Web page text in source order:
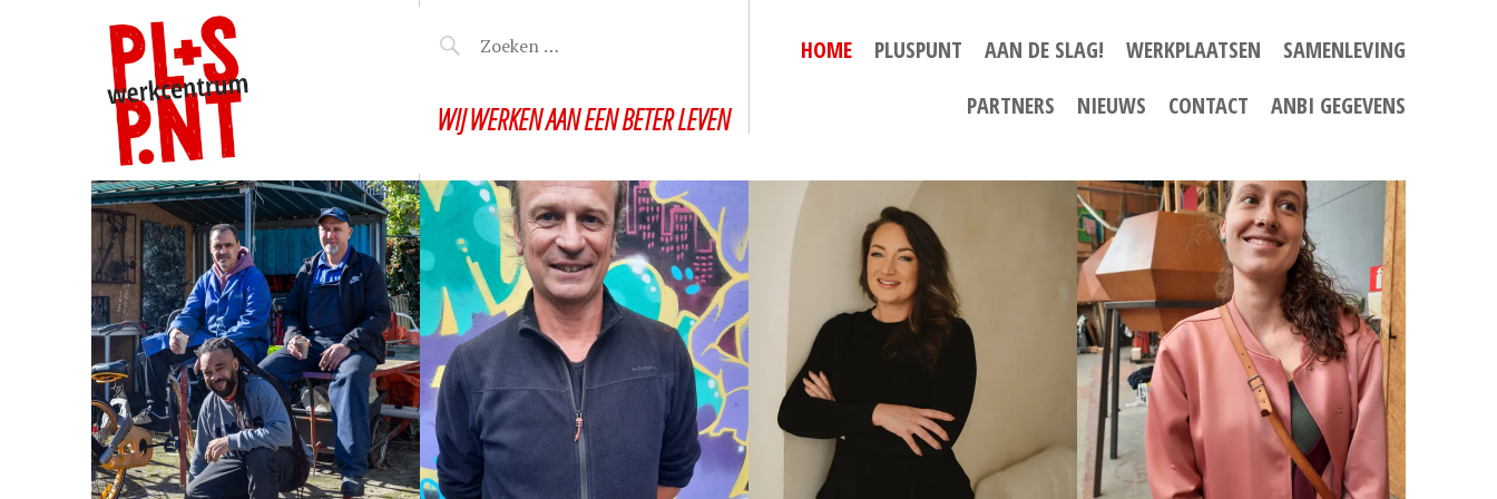
HOME PLUSPUNT AAN DE SLAG! WERKPLAATSEN
SAMENLEVING
PARTNERS
NIEUWS CONTACT ANBI GEGEVENS
WIJ WERKEN AAN EEN BETER LEVEN
A
U
DE ZORG VAN MORGEN
U
ORGANISATIE EN
KWALITEIT
BEGELEIDEN NAAR
GEZONDHEID